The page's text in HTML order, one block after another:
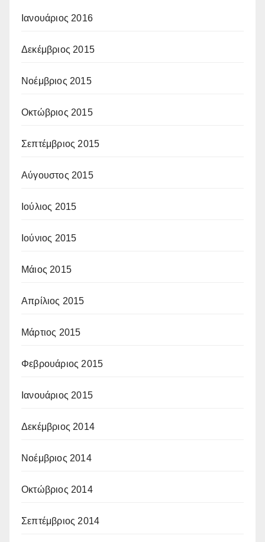
Ιανουάριος 2016
Δεκέμβριος 2015
Νοέμβριος 2015
Οκτώβριος 2015
Σεπτέμβριος 2015
Αύγουστος 2015
Ιούλιος 2015
Ιούνιος 2015
Μάιος 2015
Απρίλιος 2015
Μάρτιος 2015
Φεβρουάριος 2015
Ιανουάριος 2015
Δεκέμβριος 2014
Νοέμβριος 2014
Οκτώβριος 2014
Σεπτέμβριος 2014